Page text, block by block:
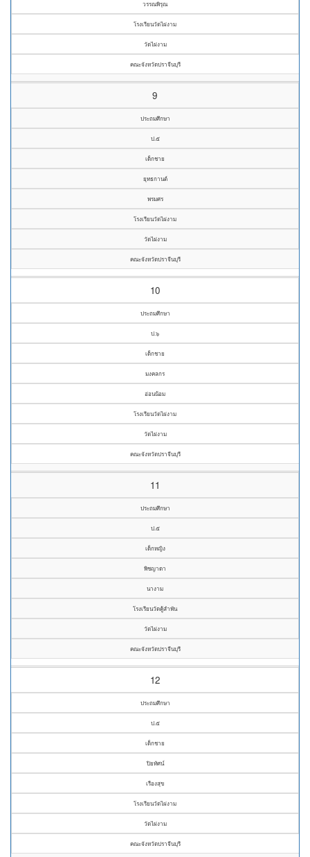
วรรณพิรุณ
โรงเรียนวัดไผ่งาม
วัดไผ่งาม
คณะจังหวัดปราจีนบุรี
9
ประถมศึกษา
ป.๕
เด็กชาย
ยุทธกานต์
พรมศร
โรงเรียนวัดไผ่งาม
วัดไผ่งาม
คณะจังหวัดปราจีนบุรี
10
ประถมศึกษา
ป.๖
เด็กชาย
มงคลกร
อ่อนน้อม
โรงเรียนวัดไผ่งาม
วัดไผ่งาม
คณะจังหวัดปราจีนบุรี
11
ประถมศึกษา
ป.๕
เด็กหญิง
พิชญาดา
นางาม
โรงเรียนวัดคู้ลำพัน
วัดไผ่งาม
คณะจังหวัดปราจีนบุรี
12
ประถมศึกษา
ป.๕
เด็กชาย
ปิยทัศน์
เรืองสุข
โรงเรียนวัดไผ่งาม
วัดไผ่งาม
คณะจังหวัดปราจีนบุรี